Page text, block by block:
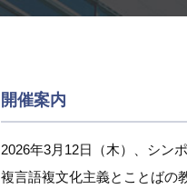
開催案内
2026年3月12日（木）、シン
複言語複文化主義とことばの